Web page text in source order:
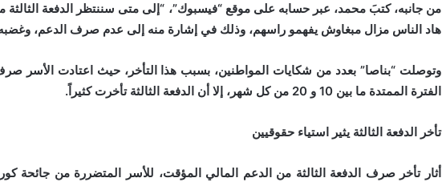
من جانبه، كتبَ محمد، عبر حسابه على موقع “فيسبوك”، “إلى متى سننتظر الدفعة
هاد الناس مزال مبغاوش يفهمو راسهم، وذلك في إشارة منه إلى عدم صرف الدعم، وغضبه
وتوصلت “بناصا” بعدد من شكايات المواطنين، بسبب هذا التأخر، حيث اعتادت الأسر
الفترة الممتدة ما بين 10 و 20 من كل شهر، إلا أن الدفعة الثالثة تأخرت كثيراً.
تأخر الدفعة الثالثة يثير استياء حقوقيين
أثار تأخر صرف الدفعة الثالثة من الدعم المالي المؤقت، للأسر المتضررة من جائحة